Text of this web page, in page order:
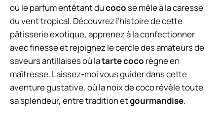
où le parfum entêtant ducocose mêle à la caresse
du vent tropical. Découvrez l’histoire de cette
pâtisserie exotique, apprenez à la confectionner
avec finesse et rejoignez le cercle des amateurs de
saveurs antillaises où latarte coco règne en
maîtresse. Laissez-moi vous guider dans cette
aventure gustative, où la noix de coco révèle toute
sa splendeur, entre tradition etgourmandise.